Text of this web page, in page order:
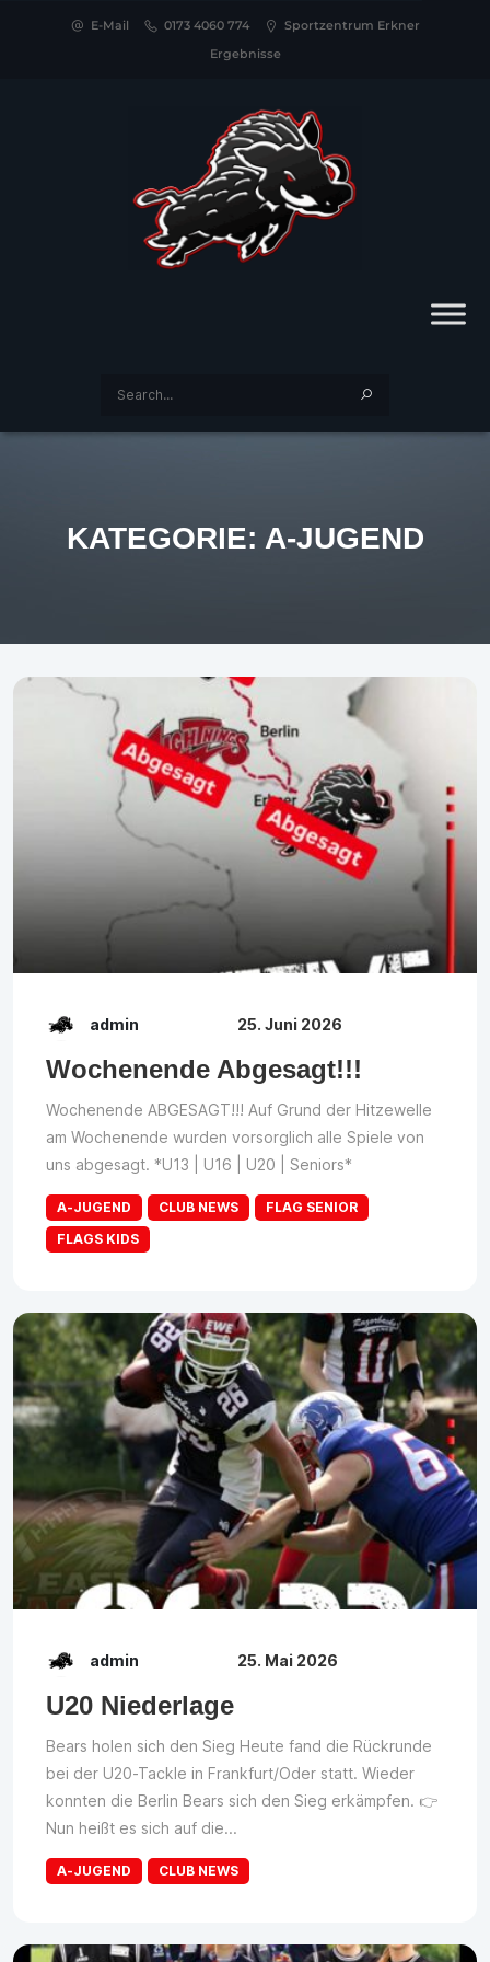
E-Mail 0173 4060 774
Sportzentrum Erkner
Ergebnisse
KATEGORIE: A-JUGEND
admin 25. Juni 2026
Wochenende Abgesagt!!!
Wochenende ABGESAGT!!! Auf Grund der Hitzewelle
am Wochenende wurden vorsorglich alle Spiele von
uns abgesagt. *U13 | U16 | U20 | Seniors*
A-JUGEND CLUB NEWS
FLAG SENIOR
FLAGS KIDS
admin 25. Mai 2026
U20 Niederlage
Bears holen sich den Sieg Heute fand die Rückrunde
bei der U20-Tackle in Frankfurt/Oder statt. Wieder
konnten die Berlin Bears sich den Sieg erkämpfen. 👉
Nun heißt es sich auf die...
A-JUGEND CLUB NEWS